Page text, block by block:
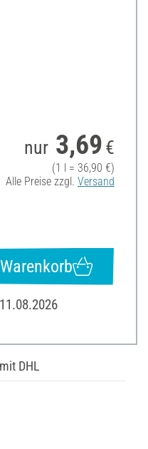
nur 3,69 €
(1 l = 36,90 €)
Alle Preise zzgl. Versand
DHL